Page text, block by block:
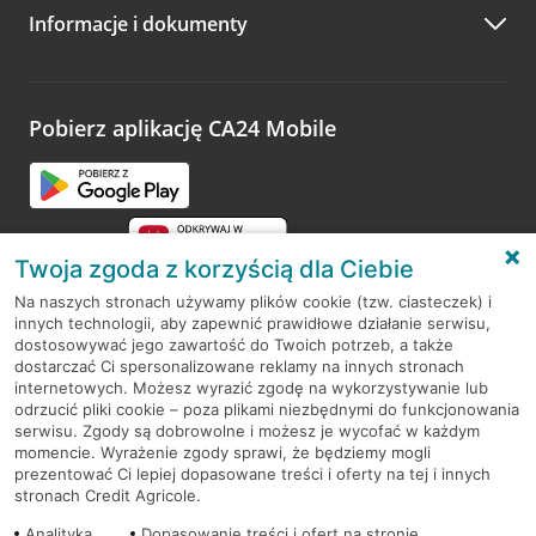
Zachęcamy do podzielenia się z nami opinią o wizycie.
opinie.
Informacje i dokumenty
Pobierz aplikację CA24 Mobile
RODO
Regulamin serwisu
Mapa serwisu
PolitykaCookies
Twoja zgoda z korzyścią dla Ciebie
Na naszych stronach używamy plików cookie (tzw. ciasteczek) i
innych technologii, aby zapewnić prawidłowe działanie serwisu,
dostosowywać jego zawartość do Twoich potrzeb, a także
dostarczać Ci spersonalizowane reklamy na innych stronach
internetowych. Możesz wyrazić zgodę na wykorzystywanie lub
odrzucić pliki cookie – poza plikami niezbędnymi do funkcjonowania
serwisu. Zgody są dobrowolne i możesz je wycofać w każdym
momencie. Wyrażenie zgody sprawi, że będziemy mogli
prezentować Ci lepiej dopasowane treści i oferty na tej i innych
stronach Credit Agricole.